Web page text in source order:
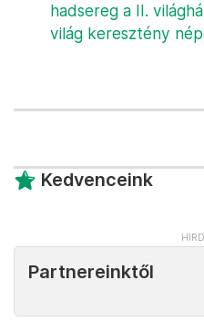
hadsereg a II.
világ keresztény
Kedvenceink
Partnereinktől